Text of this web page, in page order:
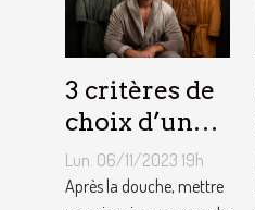
3 critères de
choix d’un
peignoir de
bain pour
Lun. 06/11/2023 19h
Après la douche, mettre